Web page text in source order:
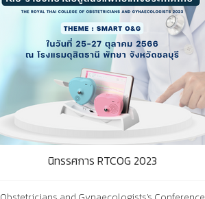
นิทรรศการ RTCOG 2023